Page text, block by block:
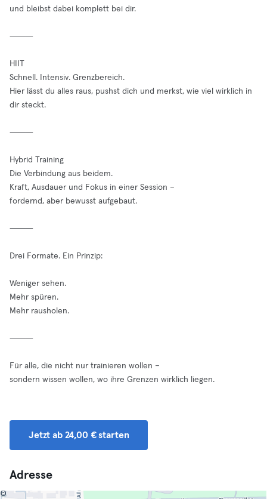
und bleibst dabei komplett bei dir.
⸻
HIIT
Schnell. Intensiv. Grenzbereich.
Hier lässt du alles raus, pushst dich und merkst, wie viel wirklich in
dir steckt.
⸻
Hybrid Training
Die Verbindung aus beidem.
Kraft, Ausdauer und Fokus in einer Session –
fordernd, aber bewusst aufgebaut.
⸻
Drei Formate. Ein Prinzip:
Weniger sehen.
Mehr spüren.
Mehr rausholen.
⸻
Für alle, die nicht nur trainieren wollen –
sondern wissen wollen, wo ihre Grenzen wirklich liegen.
Jetzt ab 24,00 € starten
Adresse